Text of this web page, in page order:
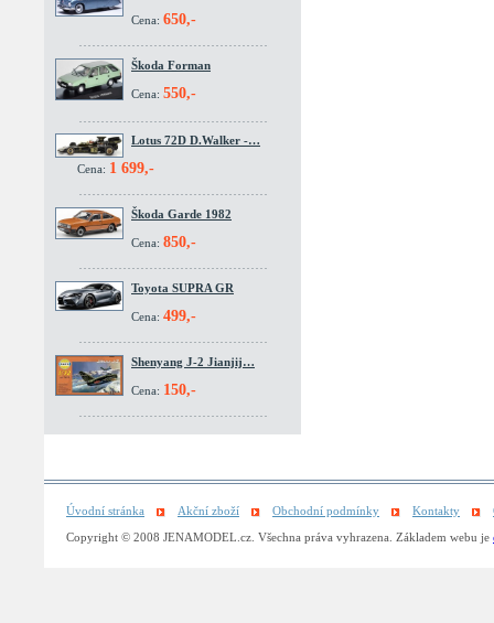
Cena: 650,-
Škoda Forman
Cena: 550,-
Lotus 72D D.Walker -…
Cena: 1 699,-
Škoda Garde 1982
Cena: 850,-
Toyota SUPRA GR
Cena: 499,-
Shenyang J-2 Jianjij…
Cena: 150,-
Úvodní stránka Akční zboží Obchodní podmínky Kontakty
Copyright © 2008 JENAMODEL.cz. Všechna práva vyhrazena. Základem webu je